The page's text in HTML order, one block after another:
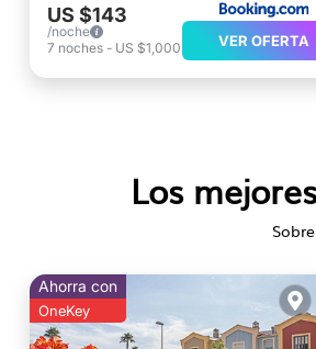
US $143
/noche
7 noches - US $1,000 VER OFERTA
Los
Sobre
Ahorra con
OneKey